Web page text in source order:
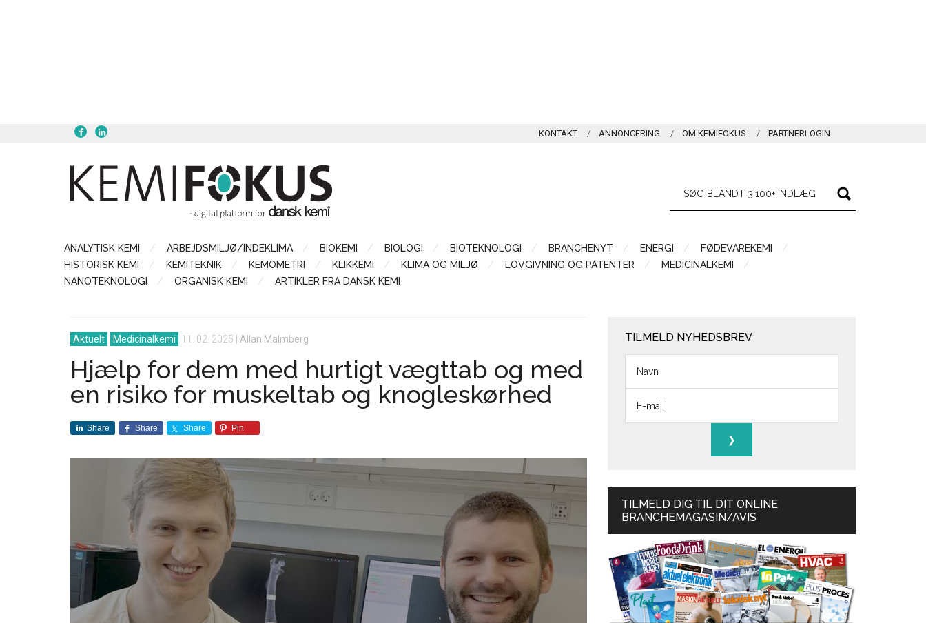
KONTAKT ANNONCERING OM KEMIFOKUS PARTNERLOGIN
ANALYTISK KEMI ARBEJDSMILJØ/INDEKLIMA BIOKEMI BIOLOGI BIOTEKNOLOGI BRANCHENYT ENERGI
FØDEVAREKEMI
HISTORISK KEMI
KEMITEKNIK KEMOMETRI KLIKKEMI KLIMA OG MILJØ LOVGIVNING OG PATENTER
MEDICINALKEMI
NANOTEKNOLOGI
ORGANISK KEMI ARTIKLER FRA DANSK KEMI
Aktuelt Medicinalkemi 11. 02. 2025 Allan Malmberg
Hjælp for dem med hurtigt vægttab og med
en risiko for muskeltab og knogleskørhed
Share Share Share Pin
TILMELD NYHEDSBREV
TILMELD DIG TIL DIT ONLINE
BRANCHEMAGASIN/AVIS